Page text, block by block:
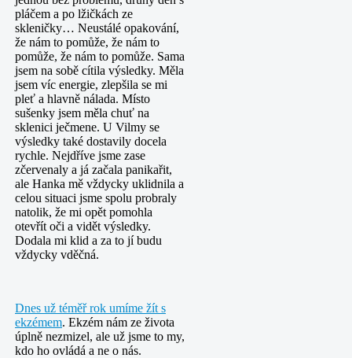
pláčem a po lžičkách ze
skleničky… Neustálé opakování,
že nám to pomůže, že nám to
pomůže, že nám to pomůže. Sama
jsem na sobě cítila výsledky. Měla
jsem víc energie, zlepšila se mi
pleť a hlavně nálada. Místo
sušenky jsem měla chuť na
sklenici ječmene. U Vilmy se
výsledky také dostavily docela
rychle. Nejdříve jsme zase
zčervenaly a já začala panikařit,
ale Hanka mě vždycky uklidnila a
celou situaci jsme spolu probraly
natolik, že mi opět pomohla
otevřít oči a vidět výsledky.
Dodala mi klid a za to jí budu
vždycky vděčná.
Dnes už téměř rok umíme žít s
ekzémem. Ekzém nám ze života
úplně nezmizel, ale už jsme to my,
kdo ho ovládá a ne o nás.